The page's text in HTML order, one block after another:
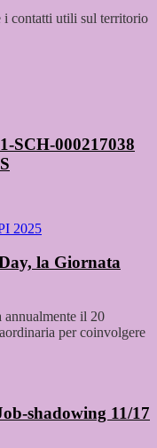
i contatti utili sul territorio
SCH-000217038
la Giornata
il 20
per coinvolgere
shadowing 11/17